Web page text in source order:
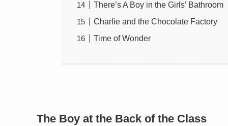
There’s A Boy in the Girls’ Bathroom
Charlie and the Chocolate Factory
Time of Wonder
The Boy at the Back of the Class